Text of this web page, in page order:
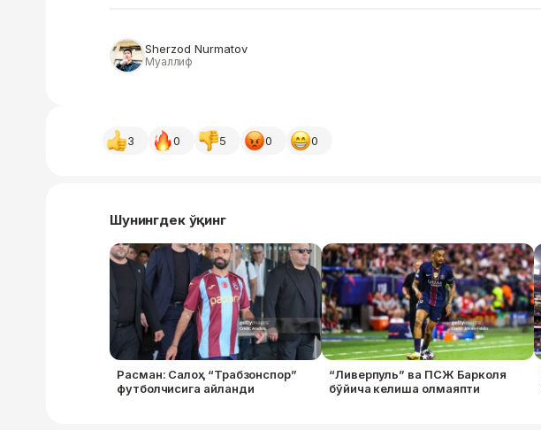
Sherzod Nurmatov
Муаллиф
3 0 5 0 0
Шунингдек ўқинг
Расман: Салоҳ “Трабзонспор”
футболчисига айланди
“Ливерпуль” ва ПСЖ Барколя
бўйича келиша олмаяпти